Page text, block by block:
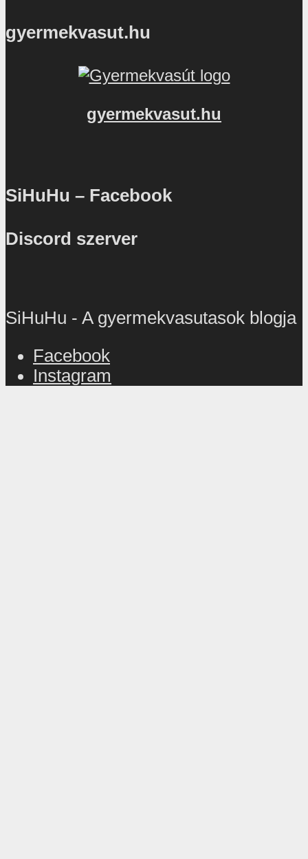
gyermekvasut.hu
gyermekvasut.hu
SiHuHu – Facebook
Discord szerver
SiHuHu - A gyermekvasutasok blogja
Facebook
Instagram